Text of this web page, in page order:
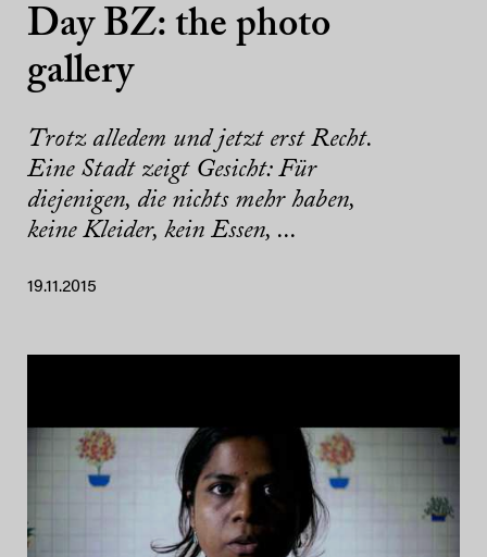
Day BZ: the photo
gallery
Trotz alledem und jetzt erst Recht.
Eine Stadt zeigt Gesicht: Für
diejenigen, die nichts mehr haben,
keine Kleider, kein Essen, ...
19.11.2015